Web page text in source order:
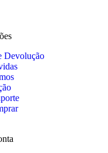
Devolução